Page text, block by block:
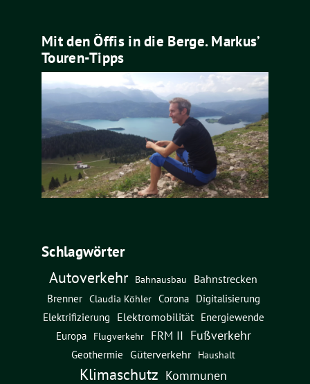
Mit den Öffis in die Berge. Markus’
Touren-Tipps
Schlagwörter
Autoverkehr Bahnausbau
Bahnstrecken
Brenner Claudia Köhler Corona
Digitalisierung
Elektrifizierung
Elektromobilität Energiewende
Europa Flugverkehr FRM II Fußverkehr
Geothermie Güterverkehr Haushalt
Klimaschutz Kommunen